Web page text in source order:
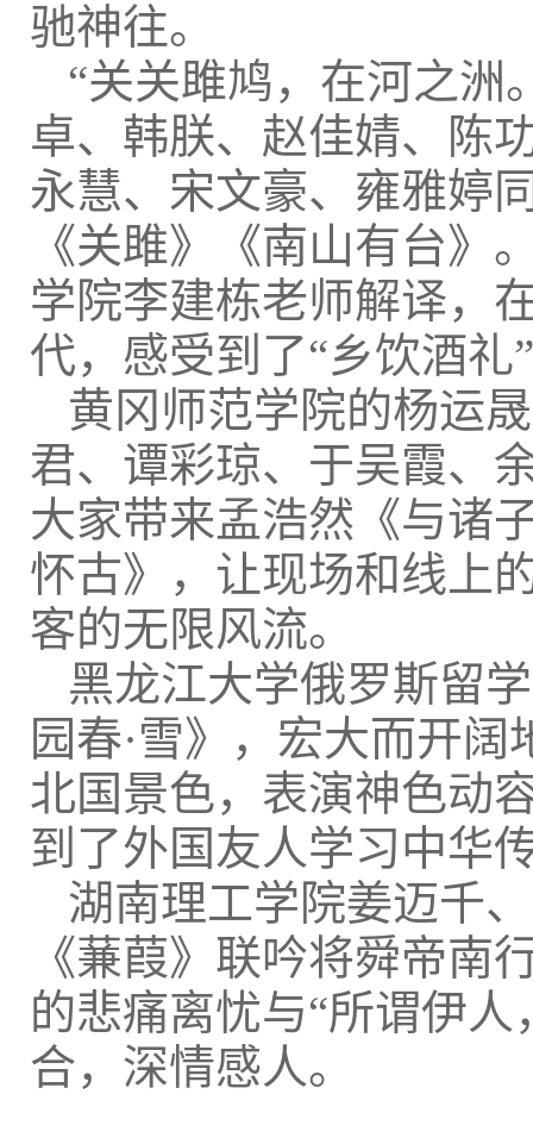
驰神往。
“关关雎鸠，在河之洲
卓、韩朕、赵佳婧、陈
永慧、宋文豪、雍雅婷
《关雎》《南山有台》
学院李建栋老师解译，
代，感受到了“乡饮酒礼
黄冈师范学院的杨运
君、谭彩琼、于吴霞、
大家带来孟浩然《与诸
怀古》，让现场和线上
客的无限风流。
黑龙江大学俄罗斯留
园春·雪》，宏大而开
北国景色，表演神色动
到了外国友人学习中华
湖南理工学院姜迈千
《蒹葭》联吟将舜帝南
的悲痛离忧与“所谓伊
合，深情感人。